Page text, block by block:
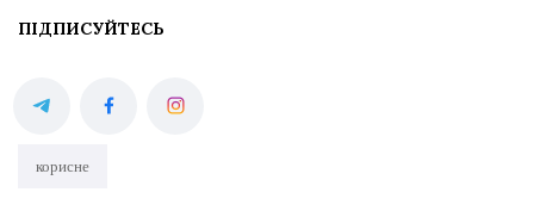
ПІДПИСУЙТЕСЬ
корисне